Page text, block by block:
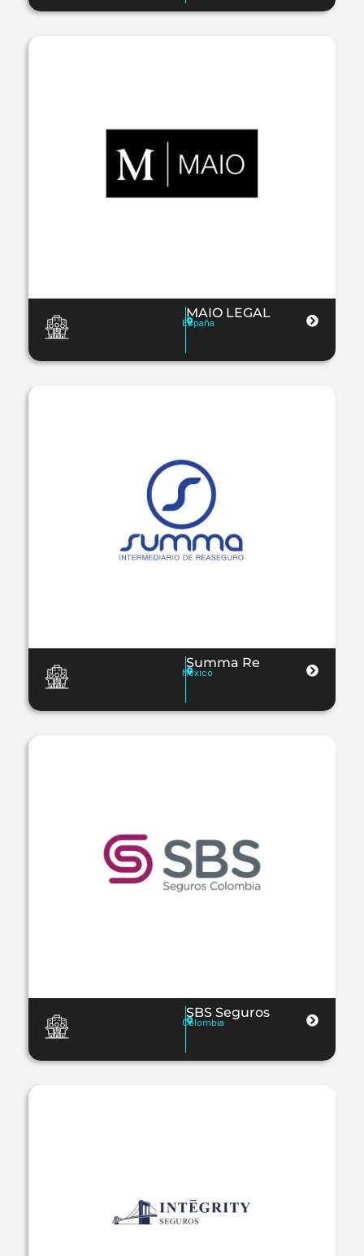
MAIO LEGAL
España
Summa Re
Mexico
SBS Seguros
Colombia